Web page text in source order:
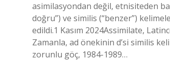
asimilasyondan değil, etnisiteden
doğru”) ve similis (“benzer”)
edildi.1 Kasım 2024Assimilate,
Zamanla, ad önekinin d’si similis
zorunlu göç, 1984-1989…